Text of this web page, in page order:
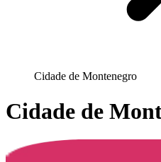
Cidade de Montenegro
Cidade de